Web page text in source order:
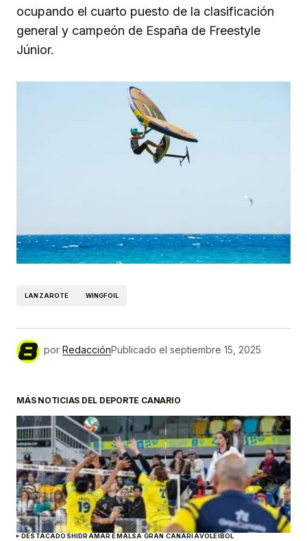
ocupando el cuarto puesto de la clasificación
general y campeón de España de Freestyle
Júnior.
LANZAROTE WINGFOIL
por RedacciónPublicado el septiembre 15, 2025
MÁS NOTICIAS DEL DEPORTE CANARIO
DESTACADOSHIDRAMAR EMALSA GRAN CANARIAVOLEIBOL